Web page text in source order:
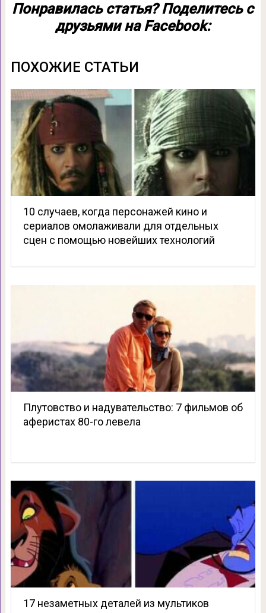
Понравилась статья? Поделитесь с
друзьями на Facebook:
ПОХОЖИЕ СТАТЬИ
10 случаев, когда персонажей кино и
сериалов омолаживали для отдельных
сцен с помощью новейших технологий
Плутовство и надувательство: 7 фильмов об
аферистах 80-го левела
17 незаметных деталей из мультиков